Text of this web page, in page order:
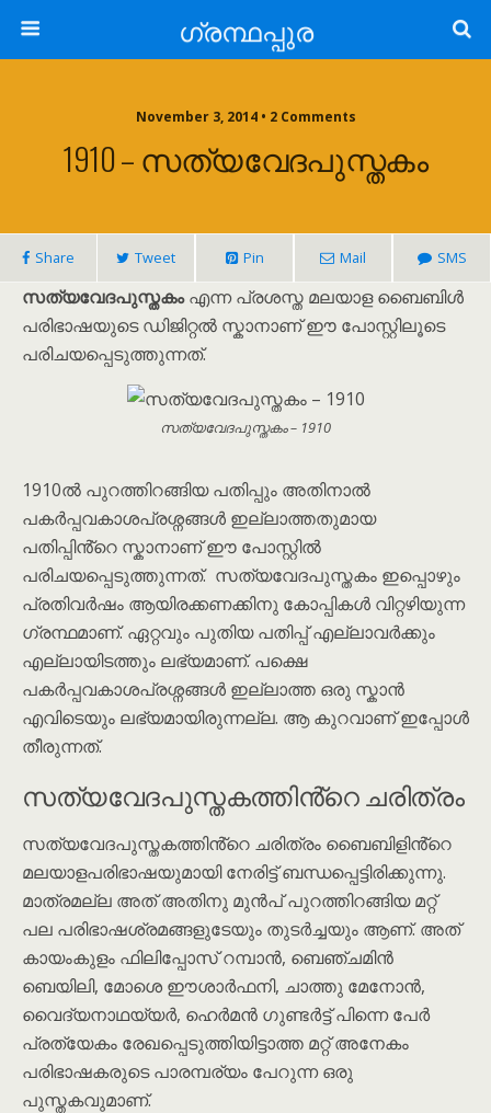
ഗ്രന്ഥപ്പുര
November 3, 2014 • 2 Comments
1910 – സത്യവേദപുസ്തകം
Share Tweet Pin Mail SMS
സത്യവേദപുസ്തകംഎന്ന പ്രശസ്ത മലയാള ബൈബിൾ
പരിഭാഷയുടെ ഡിജിറ്റൽ സ്കാനാണ് ഈ പോസ്റ്റിലൂടെ
പരിചയപ്പെടുത്തുന്നത്.
സത്യവേദപുസ്തകം – 1910
1910ൽ പുറത്തിറങ്ങിയ പതിപ്പും അതിനാൽ
പകർപ്പവകാശപ്രശ്നങ്ങൾ ഇല്ലാത്തതുമായ
പതിപ്പിൻ്റെ സ്കാനാണ് ഈ പോസ്റ്റിൽ
പരിചയപ്പെടുത്തുന്നത്. സത്യവേദപുസ്തകം ഇപ്പൊഴും
പ്രതിവർഷം ആയിരക്കണക്കിനു കോപ്പികൾ വിറ്റഴിയുന്ന
ഗ്രന്ഥമാണ്. ഏറ്റവും പുതിയ പതിപ്പ് എല്ലാവർക്കും
എല്ലായിടത്തും ലഭ്യമാണ്. പക്ഷെ
പകർപ്പവകാശപ്രശ്നങ്ങൾ ഇല്ലാത്ത ഒരു സ്കാൻ
എവിടെയും ലഭ്യമായിരുന്നല്ല. ആ കുറവാണ് ഇപ്പോൾ
തീരുന്നത്.
സത്യവേദപുസ്തകത്തിൻ്റെ ചരിത്രം
സത്യവേദപുസ്തകത്തിൻ്റെ ചരിത്രം ബൈബിളിൻ്റെ
മലയാളപരിഭാഷയുമായി നേരിട്ട് ബന്ധപ്പെട്ടിരിക്കുന്നു.
മാത്രമല്ല അത് അതിനു മുൻപ് പുറത്തിറങ്ങിയ മറ്റ്
പല പരിഭാഷശ്രമങ്ങളുടേയും തുടർച്ചയും ആണ്. അത്
കായംകുളം ഫിലിപ്പോസ് റമ്പാൻ, ബെഞ്ചമിൻ
ബെയിലി, മോശെ ഈശാർഫനി, ചാത്തു മേനോൻ,
വൈദ്യനാഥയ്യർ, ഹെർമൻ ഗുണ്ടർട്ട് പിന്നെ പേർ
പ്രത്യേകം രേഖപ്പെടുത്തിയിട്ടാത്ത മറ്റ് അനേകം
പരിഭാഷകരുടെ പാരമ്പര്യം പേറുന്ന ഒരു
പുസ്തകവുമാണ്.